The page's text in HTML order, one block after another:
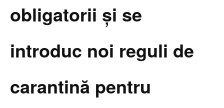
obligatorii şi se
introduc noi reguli de
carantină pentru